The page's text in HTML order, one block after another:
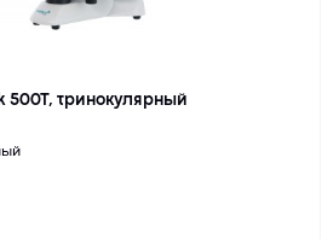
500T, тринокулярный